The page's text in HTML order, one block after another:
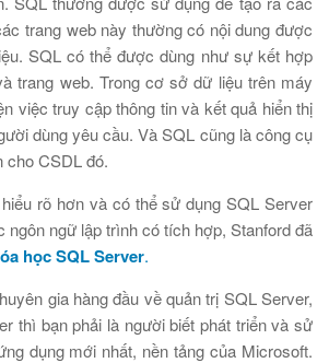
trang web này thường có nội dung được
SQL có thể được dùng như sự kết hợp
trang web. Trong cơ sở dữ liệu trên máy
việc truy cập thông tin và kết quả hiển thị
dùng yêu cầu. Và SQL cũng là công cụ
cho CSDL đó.
rõ hơn và có thể sử dụng SQL Server
ngôn ngữ lập trình có tích hợp, Stanford đã
học SQL Server.
gia hàng đầu về quản trị SQL Server,
thì bạn phải là người biết phát triển và sử
dụng mới nhất, nền tảng của Microsoft.